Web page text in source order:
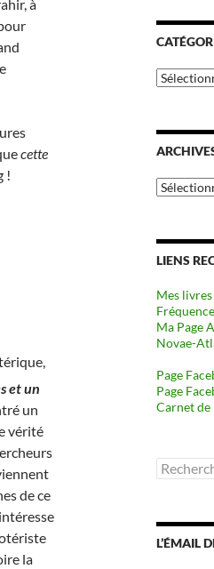
à
cette
!
et un
un
vérité
de ce
la
Catégories
Archives
LIENS
Mes
Ma Page
Novae-
Page
Page
Carnet de
L’ÉMAIL